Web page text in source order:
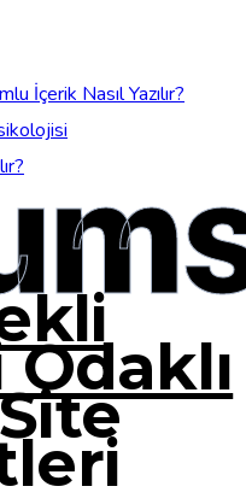
İçerik Nasıl Yazılır?